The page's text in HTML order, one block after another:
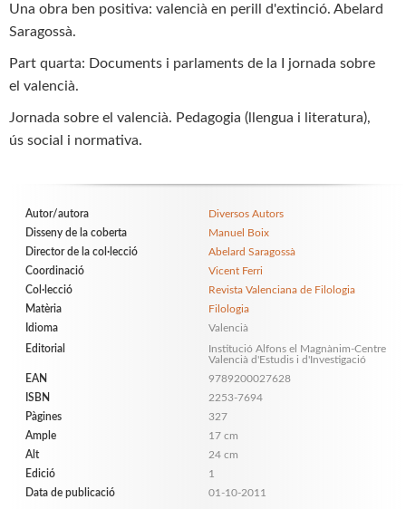
Una obra ben positiva: valencià en perill d'extinció. Abelard
Saragossà.
Part quarta: Documents i parlaments de la I jornada sobre
el valencià.
Jornada sobre el valencià. Pedagogia (llengua i literatura),
ús social i normativa.
Autor/autora
Diversos Autors
Disseny de la coberta
Manuel Boix
Director de la col·lecció
Abelard Saragossà
Coordinació
Vicent Ferri
Col·lecció
Revista Valenciana de Filologia
Matèria
Filologia
Idioma
Valencià
Editorial
Institució Alfons el Magnànim-Centre
Valencià d'Estudis i d'Investigació
EAN
9789200027628
ISBN
2253-7694
Pàgines
327
Ample
17 cm
Alt
24 cm
Edició
1
Data de publicació
01-10-2011